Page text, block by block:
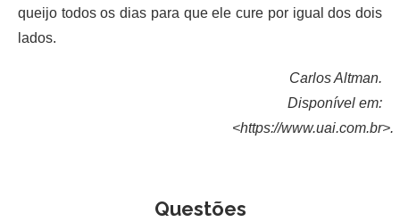
queijo todos os dias para que ele cure por igual dos dois
lados.
Carlos Altman.
Disponível em:
<https://www.uai.com.br>.
Questões